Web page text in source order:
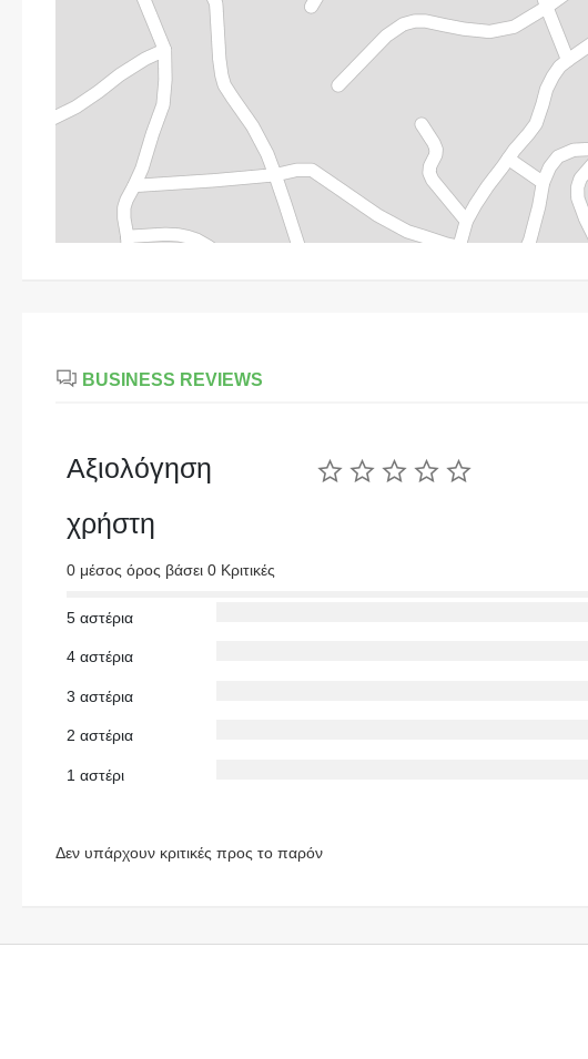
BUSINESS REVIEWS
Αξιολόγηση
χρήστη
0 μέσος όρος βάσει 0 Κριτικές
5 αστέρια
4 αστέρια
3 αστέρια
2 αστέρια
1 αστέρι
Δεν υπάρχουν κριτικές προς το παρόν